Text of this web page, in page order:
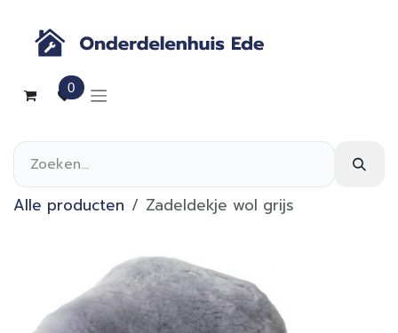
0
Alle producten Zadeldekje wol grijs